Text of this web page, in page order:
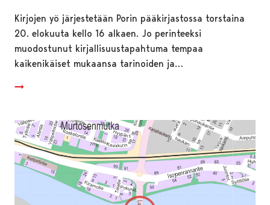
Kirjojen yö järjestetään Porin pääkirjastossa torstaina
20. elokuuta kello 16 alkaen. Jo perinteeksi
muodostunut kirjallisuustapahtuma tempaa
kaikenikäiset mukaansa tarinoiden ja…